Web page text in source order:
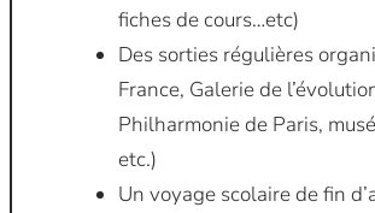
fiches de cours…etc)
Des sorties régulières
France, Galerie de
Philharmonie de Paris,
etc.)
Un voyage scolaire de fin